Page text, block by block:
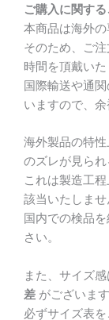
ご購入に関す
本商品は海外の
そのため、ご
時間を頂戴いた
国際輸送や通
いますので、余
海外製品の特
のズレが見られ
これは製造工
該当いたしませ
国内での検品
さい。
また、サイズ
差 がございます
必ずサイズ表を